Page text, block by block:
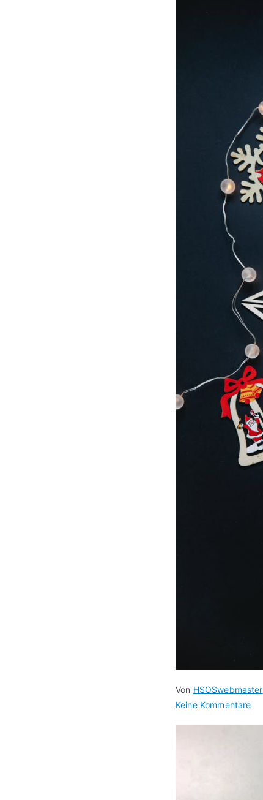
Von HSOSwebmaster
Keine Kommentarezu